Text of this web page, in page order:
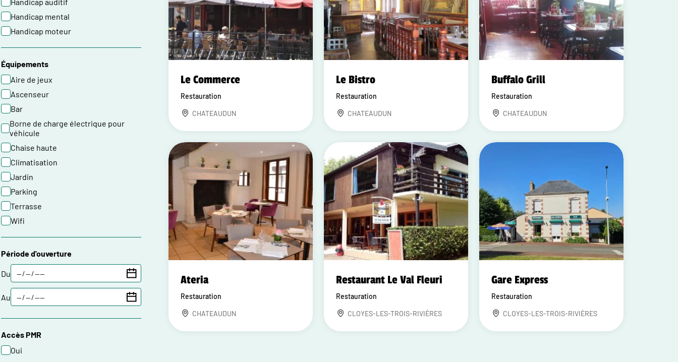
Handicap mental
Handicap moteur
Équipements
Aire de jeux
Ascenseur
Bar
Borne de charge électrique pour
véhicule
Chaise haute
Climatisation
Jardin
Parking
Terrasse
Wifi
Période d'ouverture
Du
Au
Accès PMR
Oui
Le Commerce
Restauration
CHATEAUDUN
Le Bistro
Restauration
CHATEAUDUN
Buffalo Grill
Restauration
CHATEAUDUN
Ateria
Restauration
CHATEAUDUN
Restaurant Le Val Fleuri
Restauration
CLOYES-LES-TROIS-RIVIÈRES
Gare Express
Restauration
CLOYES-LES-TROIS-RIVIÈRES